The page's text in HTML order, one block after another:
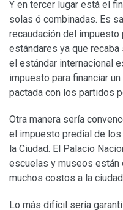
Y en tercer lugar está el
solas ó combinadas. Es
recaudación del
estándares ya que
el estándar internacional
impuesto para financiar
pactada con los partidos
Otra manera sería
el impuesto predial de
la Ciudad. El Palacio
escuelas y museos están
muchos costos a la
Lo más difícil sería